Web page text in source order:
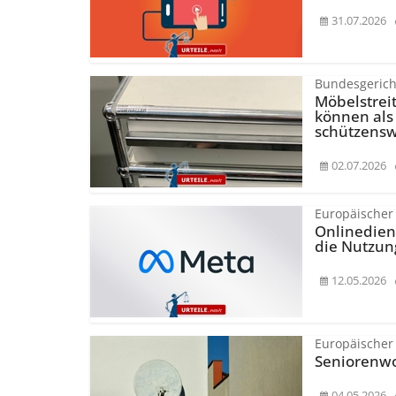
31.07.2026
können
02.07.2026
die
12.05.2026